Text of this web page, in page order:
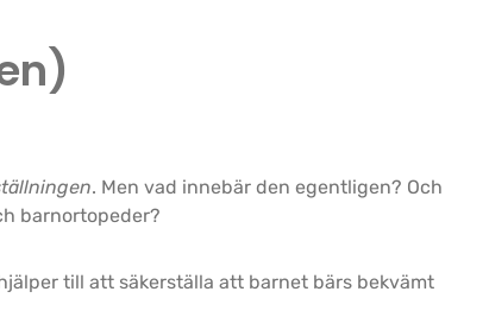
. Men vad innebär den egentligen? Och
barnortopeder?
till att säkerställa att barnet bärs bekvämt